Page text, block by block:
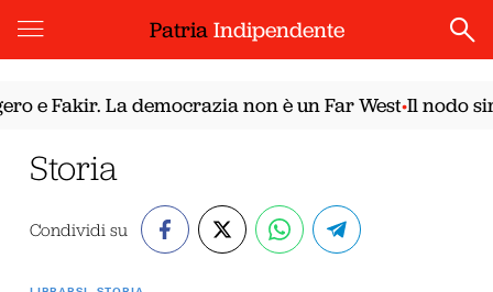
PatriaIndipendente
Fakir. La democrazia non è un Far West•Il nodo
Storia
Condividi su